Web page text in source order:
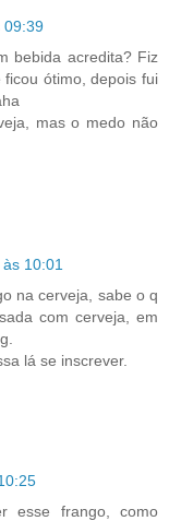
09:39
bebida acredita? Fiz
ótimo, depois fui
mas o medo não
10:01
na cerveja, sabe o q
com cerveja, em
lá se inscrever.
esse frango, como